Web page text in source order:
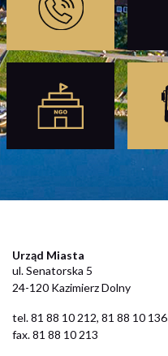
Urząd Miasta
ul. Senatorska 5
24-120 Kazimierz Dolny
​tel. 81 88 10 212, 81 88 10 136
fax. 81 88 10 213